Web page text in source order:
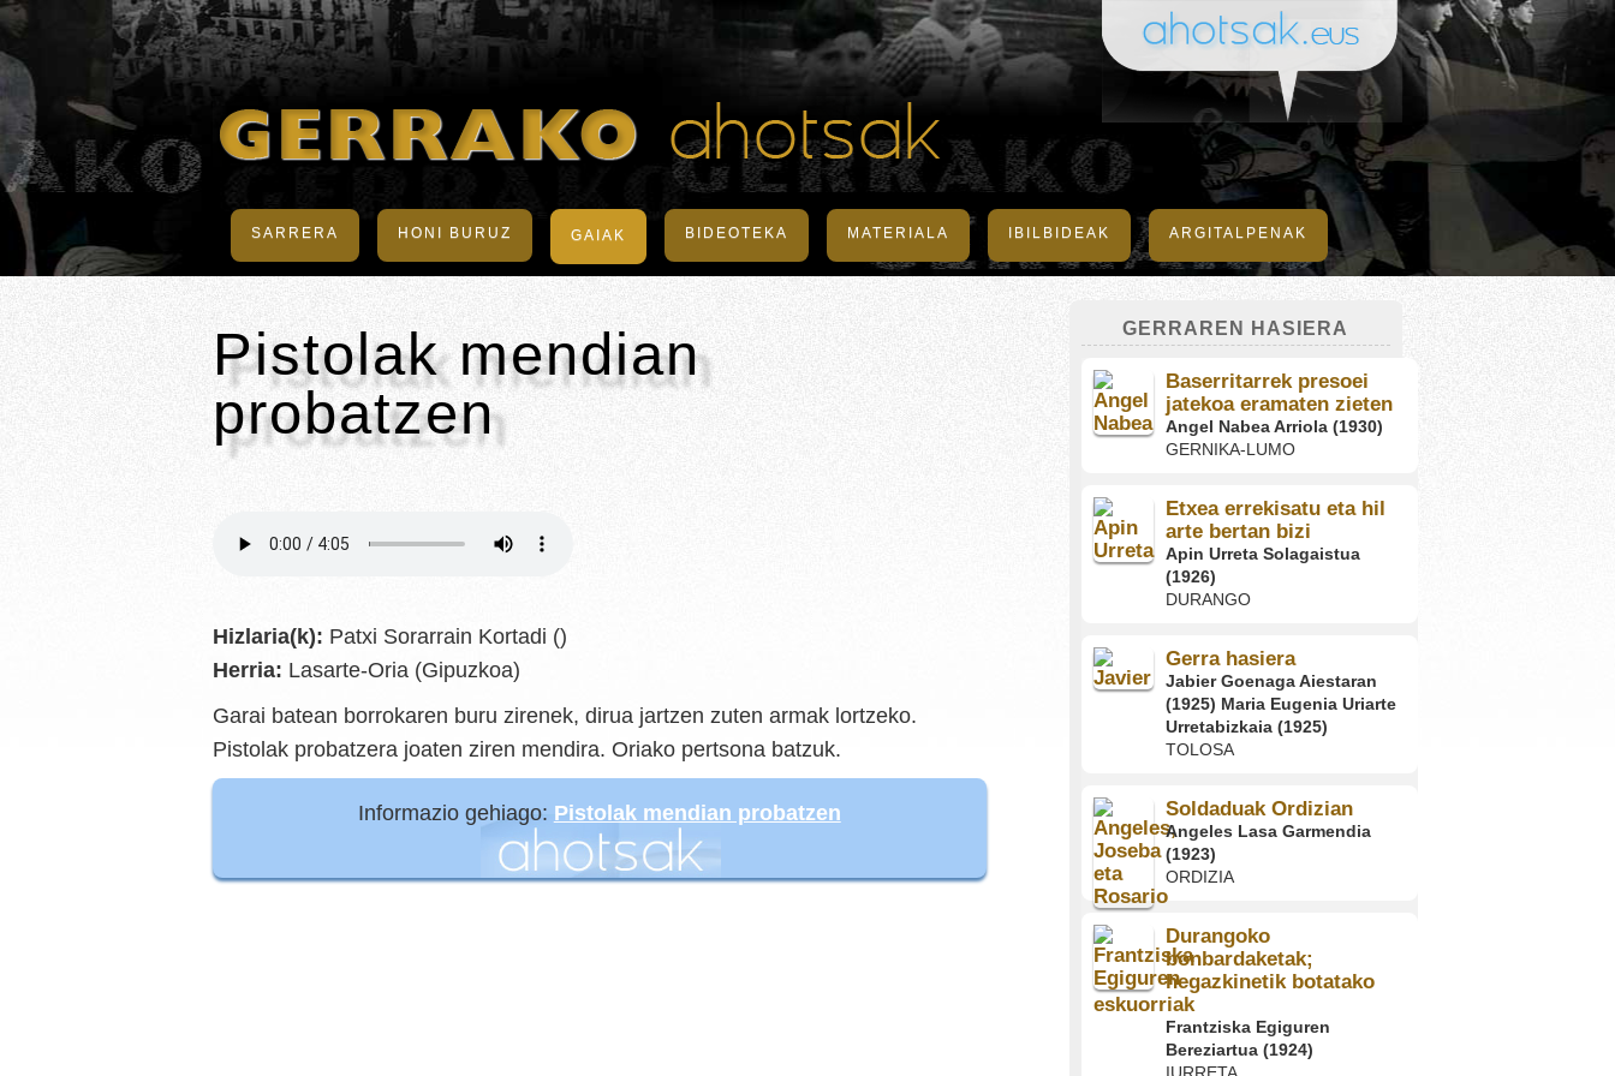
SARRERA HONI BURUZ GAIAK BIDEOTEKA MATERIALA IBILBIDEAK ARGITALPENAK
Pistolak mendian
probatzen
Hizlaria(k): Patxi Sorarrain Kortadi ()
Herria: Lasarte-Oria (Gipuzkoa)
Garai batean borrokaren buru zirenek, dirua jartzen zuten armak lortzeko.
Pistolak probatzera joaten ziren mendira. Oriako pertsona batzuk.
Informazio gehiago: Pistolak mendian probatzen
GERRAREN HASIERA
Baserritarrek presoei
jatekoa eramaten zieten
Angel Nabea Arriola (1930)
GERNIKA-LUMO
Etxea errekisatu eta hil
arte bertan bizi
Apin Urreta Solagaistua
(1926)
DURANGO
Gerra hasiera
Jabier Goenaga Aiestaran
(1925) Maria Eugenia Uriarte
Urretabizkaia (1925)
TOLOSA
Soldaduak Ordizian
Angeles Lasa Garmendia
(1923)
ORDIZIA
Durangoko
bonbardaketak;
hegazkinetik botatako
eskuorriak
Frantziska Egiguren
Bereziartua (1924)